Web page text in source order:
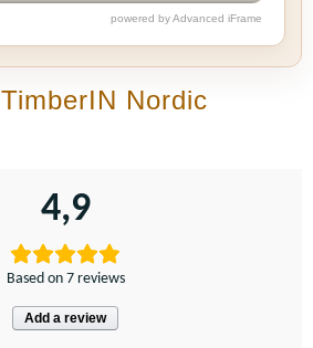
powered by Advanced iFrame
TimberIN Nordic
4,9
Based on 7 reviews
Add a review